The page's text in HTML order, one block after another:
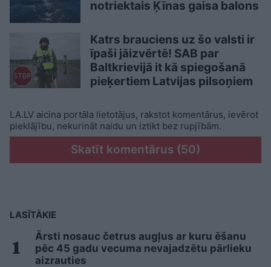
notriektais Ķīnas gaisa balons
Katrs brauciens uz šo valsti ir
īpaši jāizvērtē! SAB par
Baltkrievijā it kā spiegošanā
pieķertiem Latvijas pilsoņiem
LA.LV aicina portāla lietotājus, rakstot komentārus, ievērot
pieklājību, nekurināt naidu un iztikt bez rupjībām.
Skatīt komentārus (50)
LASĪTĀKIE
Ārsti nosauc četrus augļus ar kuru ēšanu
pēc 45 gadu vecuma nevajadzētu pārlieku
aizrauties